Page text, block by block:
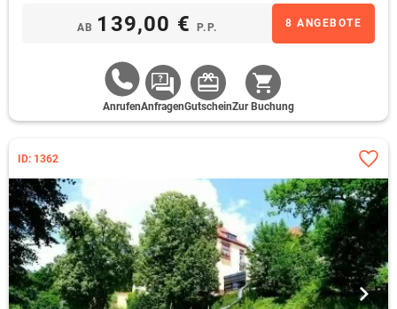
AB 139,00 €P.P. 8 ANGEBOTE
AnrufenAnfragenGutscheinZur Buchung
ID: 1362